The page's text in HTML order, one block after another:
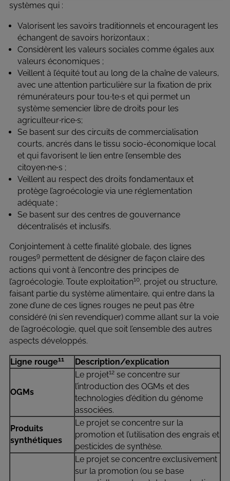
systèmes qui :
Valorisent les savoirs traditionnels et encouragent les
échangent de savoirs horizontaux ;
Considèrent les valeurs sociales comme égales aux
valeurs économiques ;
Veillent à l’équité tout au long de la chaîne de valeurs,
avec une attention particulière sur la fixation de prix
rémunérateurs pour tou∙te∙s et qui permet un
système semencier libre de droits pour les
agriculteur∙rice∙s;
Se basent sur des circuits de commercialisation
courts, ancrés dans le tissu socio-économique local
et qui favorisent le lien entre l’ensemble des
citoyen∙ne∙s ;
Veillent au respect des droits fondamentaux et
protège l’agroécologie via une réglementation
adéquate ;
Se basent sur des centres de gouvernance
décentralisés et inclusifs.
Conjointement à cette finalité globale, des lignes
rouges9 permettent de désigner de façon claire des
actions qui vont à l’encontre des principes de
l’agroécologie. Toute exploitation10, projet ou structure,
faisant partie du système alimentaire, qui entre dans la
zone d’une de ces lignes rouges ne peut pas être
considéré (ni s’en revendiquer) comme allant sur la voie
de l’agroécologie, quel que soit l’ensemble des autres
aspects développés.
Ligne rouge11 Description/explication
OGMs
Le projet12 se concentre sur
l’introduction des OGMs et des
technologies d’édition du génome
associées.
Produits
synthétiques
Le projet se concentre sur la
promotion et l’utilisation des engrais et
pesticides de synthèse.
Le projet se concentre exclusivement
sur la promotion (ou se base